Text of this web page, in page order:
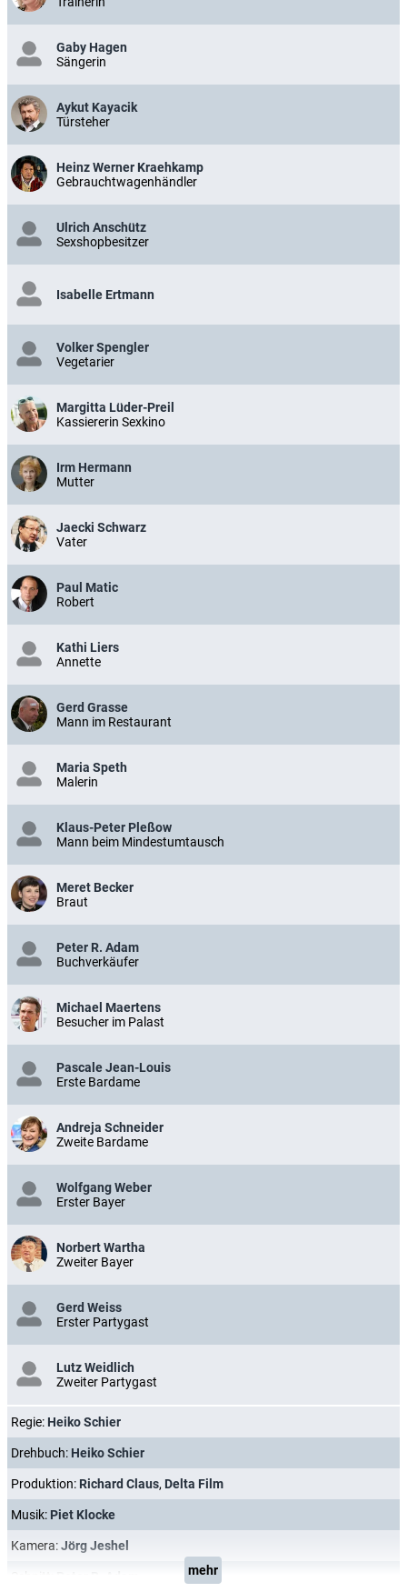
Gaby Hagen
Sängerin
Aykut Kayacik
Türsteher
Heinz Werner Kraehkamp
Gebrauchtwagenhändler
Ulrich Anschütz
Sexshopbesitzer
Isabelle Ertmann
Volker Spengler
Vegetarier
Margitta Lüder-Preil
Kassiererin Sexkino
Irm Hermann
Mutter
Jaecki Schwarz
Vater
Paul Matic
Robert
Kathi Liers
Annette
Gerd Grasse
Mann im Restaurant
Maria Speth
Malerin
Klaus-Peter Pleßow
Mann beim Mindestumtausch
Meret Becker
Braut
Peter R. Adam
Buchverkäufer
Michael Maertens
Besucher im Palast
Pascale Jean-Louis
Erste Bardame
Andreja Schneider
Zweite Bardame
Wolfgang Weber
Erster Bayer
Norbert Wartha
Zweiter Bayer
Gerd Weiss
Erster Partygast
Lutz Weidlich
Zweiter Partygast
Regie: Heiko Schier
Drehbuch: Heiko Schier
Produktion: Richard Claus, Delta Film
Musik: Piet Klocke
Kamera:Jörg Jeshel
mehr